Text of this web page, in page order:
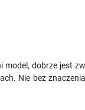
model, dobrze jest
Nie bez